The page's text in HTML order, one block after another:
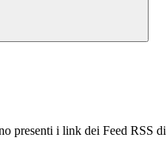
presenti i link dei Feed RSS